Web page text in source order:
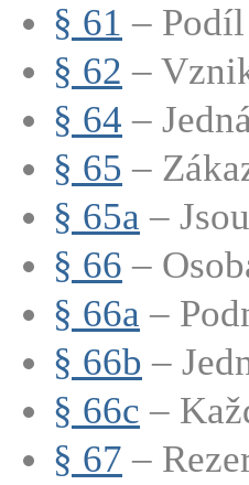
§ 61 – Podíl
§ 62 –
§ 64 –
§ 65 –
§ 65a –
§ 66 –
§ 66a –
§ 66b –
§ 66c –
§ 67 –